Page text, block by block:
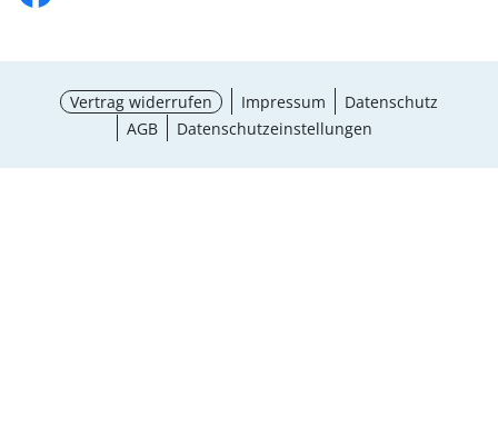
Vertrag widerrufen Impressum
Datenschutz
AGB
Datenschutzeinstellungen